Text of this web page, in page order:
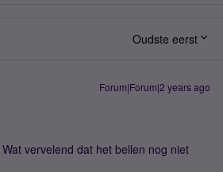
Oudste eerst
Forum|Forum|2 years ago
vervelend dat het bellen nog niet